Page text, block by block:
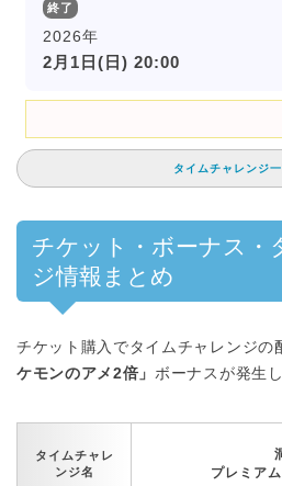
終了
2026年
2月1日(日) 20:00
タイムチャレンジ
チケット・ボーナス・
ジ情報まとめ
チケット購入でタイムチャレンジの
ケモンのアメ2倍」ボーナスが発生し
タイムチャレ
ンジ名
プレミア